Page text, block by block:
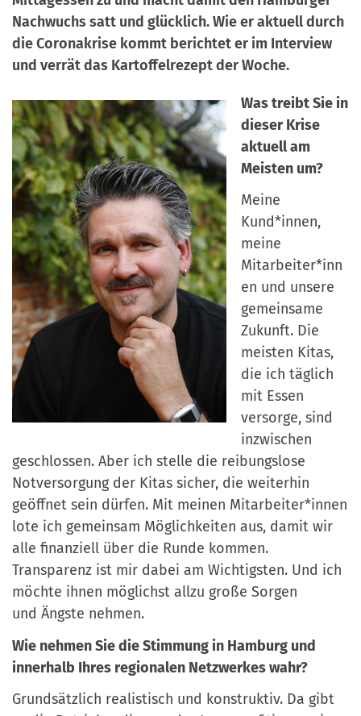
a
n
d
r
-
m
e
l
d
n
Nachwuchs satt und glücklich. Wie er aktuell durch
die Coronakrise kommt berichtet er im Interview
und verrät das Kartoffelrezept der Woche.
Was treibt Sie in
dieser Krise
aktuell am
Meisten um?
Meine
Kund*innen,
meine
Mitarbeiter*inn
en und unsere
gemeinsame
Zukunft. Die
meisten Kitas,
die ich täglich
mit Essen
versorge, sind
inzwischen
geschlossen. Aber ich stelle die reibungslose
Notversorgung der Kitas sicher, die weiterhin
geöffnet sein dürfen. Mit meinen Mitarbeiter*innen
lote ich gemeinsam Möglichkeiten aus, damit wir
alle finanziell über die Runde kommen.
Transparenz ist mir dabei am Wichtigsten. Und ich
möchte ihnen möglichst allzu große Sorgen
und Ängste nehmen.
Wie nehmen Sie die Stimmung in Hamburg und
innerhalb Ihres regionalen Netzwerkes wahr?
Grundsätzlich realistisch und konstruktiv. Da gibt